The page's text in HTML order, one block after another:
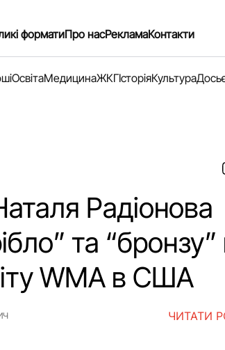
форматиПро насРекламаКонтакти
ОсвітаМедицинаЖКГІсторіяКультура
Радіонова
та “бронзу”
WMA в США
ЧИТАТИ